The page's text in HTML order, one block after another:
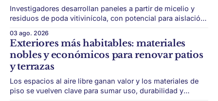
Investigadores desarrollan paneles a partir de micelio y
residuos de poda vitivinícola, con potencial para aislación
puede convertir un residuo vitivinícola en un material de
construcción. El desarrollo parte de restos de poda de vid
y micelio, la parte vegetativa de los
03 ago. 2026
Exteriores más habitables: materiales
nobles y económicos para renovar patios
y terrazas
Los espacios al aire libre ganan valor y los materiales de
piso se vuelven clave para sumar uso, durabilidad y